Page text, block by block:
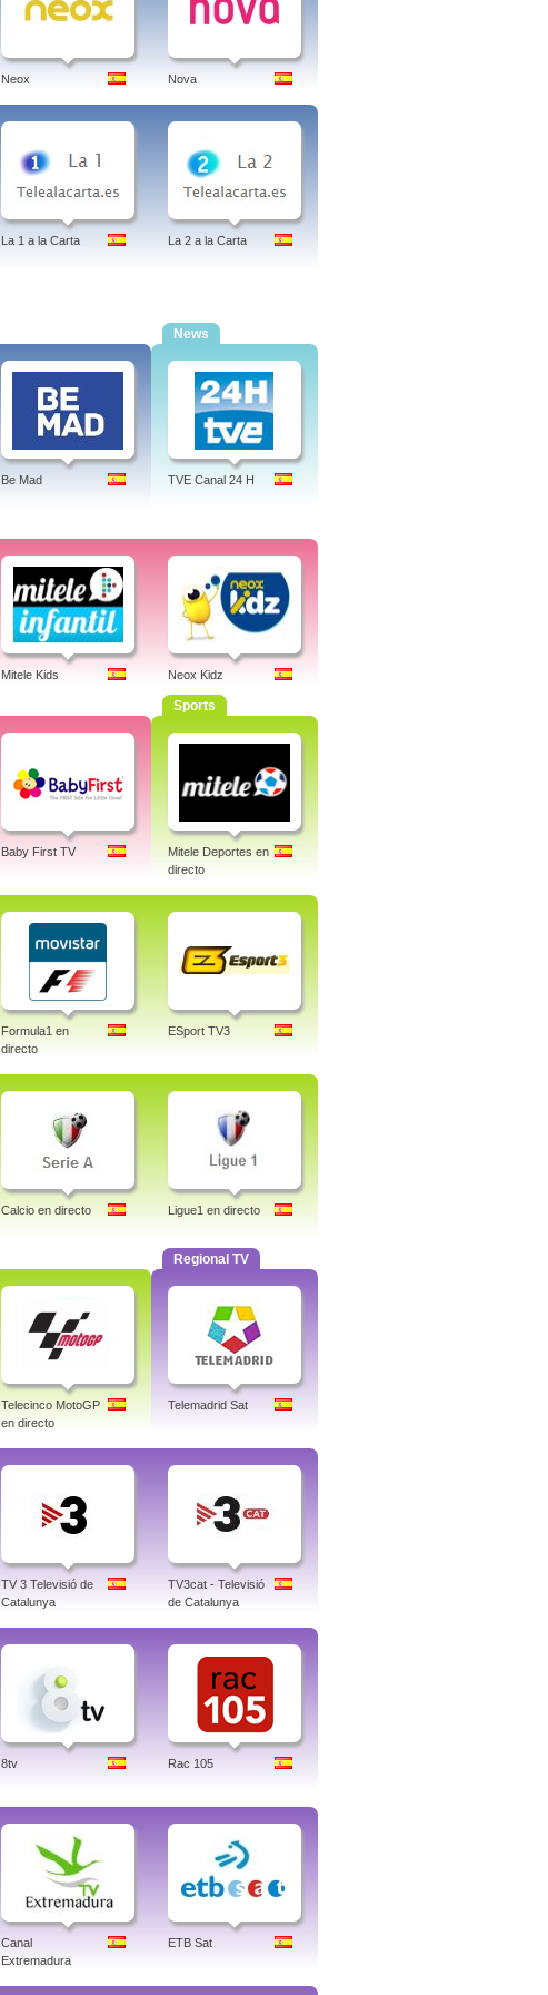
Neox Nova
La 1 a la Carta La 2 a la Carta
Be Mad
News
TVE Canal 24 H
Mitele Kids Neox Kidz
Baby First TV
Sports
Mitele Deportes en
directo
Formula1 en
directo
ESport TV3
Calcio en directo Ligue1 en directo
Telecinco MotoGP
en directo
Regional TV
Telemadrid Sat
TV 3 Televisió de
Catalunya
TV3cat - Televisió
de Catalunya
8tv Rac 105
Canal
Extremadura
ETB Sat